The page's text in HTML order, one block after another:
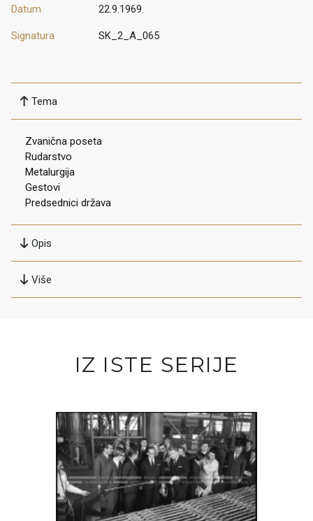
Datum 22.9.1969.
Signatura SK_2_A_065
Tema
Zvanična poseta
Rudarstvo
Metalurgija
Gestovi
Predsednici država
Opis
Više
IZ ISTE SERIJE